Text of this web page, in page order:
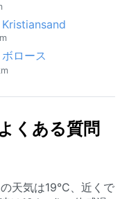
ロース
くある質問
天気は19°C、近くで